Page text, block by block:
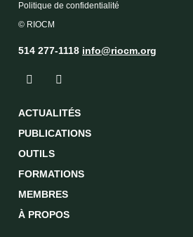
Politique de confidentialité
© RIOCM
514 277-1118 info@riocm.org
ACTUALITÉS
PUBLICATIONS
OUTILS
FORMATIONS
MEMBRES
À PROPOS